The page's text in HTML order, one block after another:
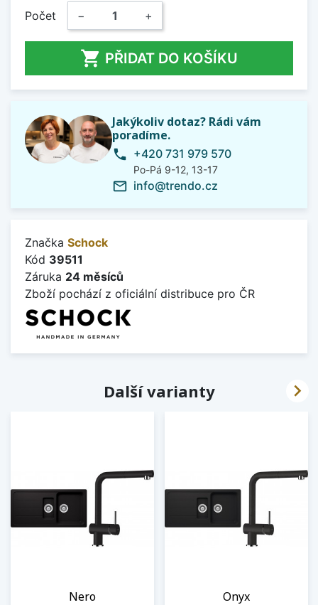
Počet − +
 PŘIDAT DO KOŠÍKU
Jakýkoliv dotaz? Rádi vám
poradíme.
phone +420 731 979 570
Po-Pá 9-12, 13-17
mail_outline info@trendo.cz
Značka Schock
Kód 39511
Záruka 24 měsíců
Zboží pochází z oficiální distribuce pro ČR
Další varianty
Nero Onyx
